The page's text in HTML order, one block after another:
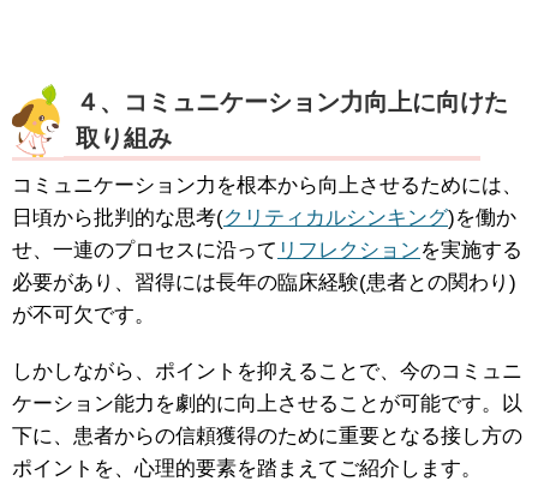
４、コミュニケーション力向上に向けた
取り組み
コミュニケーション力を根本から向上させるためには、
日頃から批判的な思考(クリティカルシンキング)を働か
せ、一連のプロセスに沿って リフレクションを実施する
必要があり、習得には長年の臨床経験(患者との関わり)
が不可欠です。
しかしながら、ポイントを抑えることで、今のコミュニ
ケーション能力を劇的に向上させることが可能です。以
下に、患者からの信頼獲得のために重要となる接し方の
ポイントを、心理的要素を踏まえてご紹介します。